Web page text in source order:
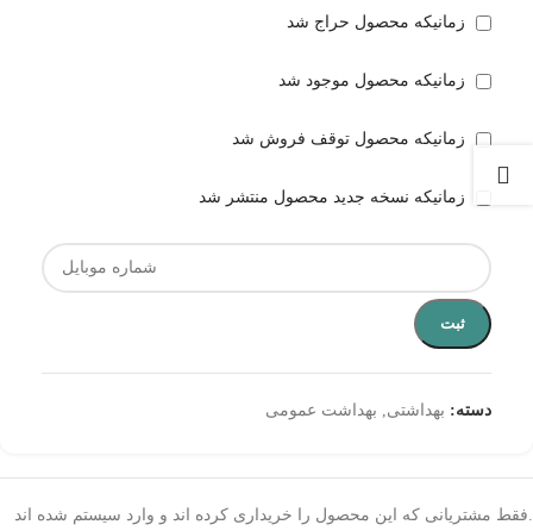
زمانیکه محصول حراج شد
زمانیکه محصول موجود شد
زمانیکه محصول توقف فروش شد
زمانیکه نسخه جدید محصول منتشر شد
ثبت
دسته: بهداشتی, بهداشت عمومی
.فقط مشتریانی که این محصول را خریداری کرده اند و وارد سیستم شده اند